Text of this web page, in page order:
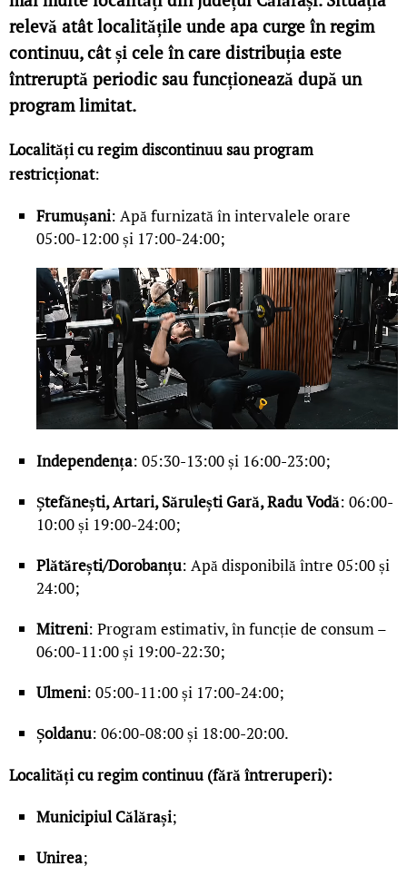
relevă atât localitățile unde apa curge în regim
continuu, cât și cele în care distribuția este
întreruptă periodic sau funcționează după un
program limitat.
Localități cu regim discontinuu sau program
restricționat:
Frumușani: Apă furnizată în intervalele orare
05:00-12:00 și 17:00-24:00;
Independența: 05:30-13:00 și 16:00-23:00;
Ștefănești, Artari, Sărulești Gară, Radu Vodă: 06:00-
10:00 și 19:00-24:00;
Plătărești/Dorobanțu: Apă disponibilă între 05:00 și
24:00;
Mitreni: Program estimativ, în funcție de consum –
06:00-11:00 și 19:00-22:30;
Ulmeni: 05:00-11:00 și 17:00-24:00;
Șoldanu: 06:00-08:00 și 18:00-20:00.
Localități cu regim continuu (fără întreruperi):
Municipiul Călărași;
Unirea;